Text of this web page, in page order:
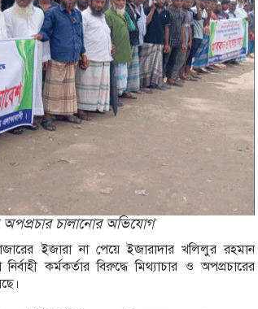
অপপ্রচার চালানোর অভিযোগ
ইজারা না পেয়ে ইজারাদার খলিলুর রহমান
কর্মকর্তার বিরুদ্ধে মিথ্যাচার ও অপপ্রচারের